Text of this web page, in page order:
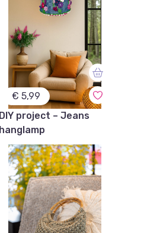
€ 5,99
DIY project – Jeans
hanglamp